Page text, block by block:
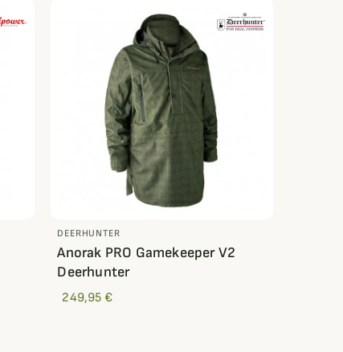
DEERHUNTER
Anorak PRO Gamekeeper V2
Deerhunter
249,95 €